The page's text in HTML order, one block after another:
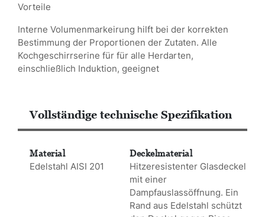
Vorteile
Interne Volumenmarkeirung hilft bei der korrekten
Bestimmung der Proportionen der Zutaten. Alle
Kochgeschirrserine für für alle Herdarten,
einschließlich Induktion, geeignet
Vollständige technische Spezifikation
Material Deckelmaterial
Edelstahl AISI 201
Hitzeresistenter Glasdeckel
mit einer
Dampfauslassöffnung. Ein
Rand aus Edelstahl schützt